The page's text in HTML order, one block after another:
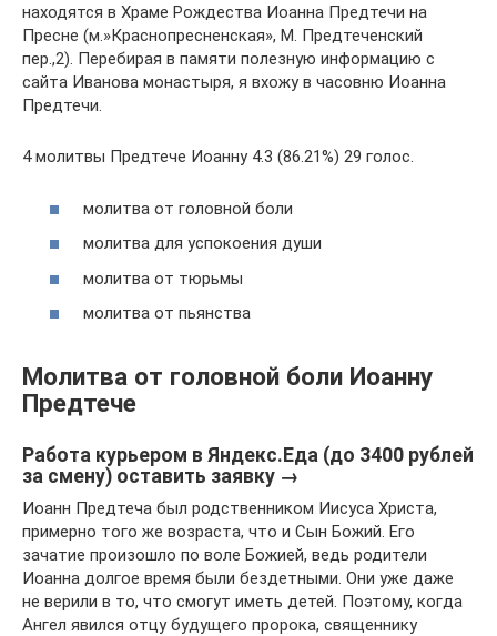
находятся в Храме Рождества Иоанна Предтечи на
Пресне (м.»Краснопресненская», М. Предтеченский
пер.,2). Перебирая в памяти полезную информацию с
сайта Иванова монастыря, я вхожу в часовню Иоанна
Предтечи.
4 молитвы Предтече Иоанну 4.3 (86.21%) 29 голос.
молитва от головной боли
молитва для успокоения души
молитва от тюрьмы
молитва от пьянства
Молитва от головной боли Иоанну
Предтече
Работа курьером в Яндекс.Еда (до 3400 рублей
за смену) оставить заявку →
Иоанн Предтеча был родственником Иисуса Христа,
примерно того же возраста, что и Сын Божий. Его
зачатие произошло по воле Божией, ведь родители
Иоанна долгое время были бездетными. Они уже даже
не верили в то, что смогут иметь детей. Поэтому, когда
Ангел явился отцу будущего пророка, священнику